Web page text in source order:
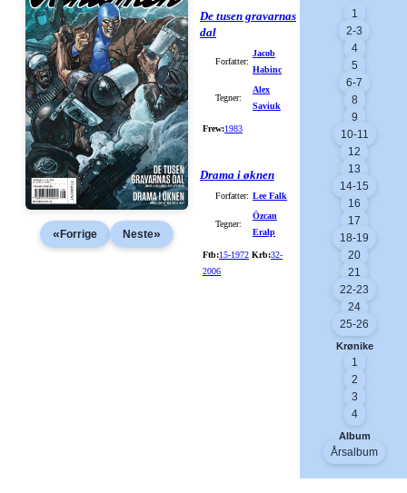
« Forrige Neste»
De tusen gravarnas
dal
Forfatter:
Jacob
Habinc
Tegner:
Alex
Saviuk
Frew:1983
Drama i øknen
Forfatter: Lee Falk
Tegner:
Özcan
Eralp
Ftb:15-1972 Krb:32-
2006
1
2-3
4
5
6-7
8
9
10-11
12
13
14-15
16
17
18-19
20
21
22-23
24
25-26
Krønike
1
2
3
4
Album
Årsalbum